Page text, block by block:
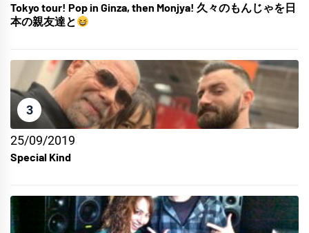
Tokyo tour! Pop in Ginza, then Monjya! 久々のもんじゃを日
本の親友達と
3
25/09/2019
Special Kind